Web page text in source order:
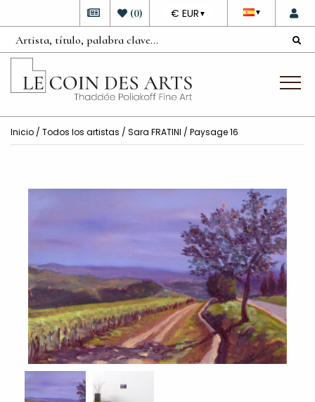
▼
DEVISE
€ EUR ▼
(0)
Inicio / Todos los artistas / Sara FRATINI / Paysage 16